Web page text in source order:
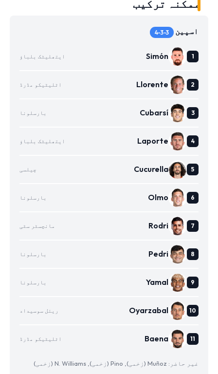
ممکنہ ترکیب
اسپین 4-3-3
Simón ایتھلیٹک بلباؤ
Llorente اٹلیٹیکو مڈرڈ
Cubarsí بارسلونا
Laporte ایتھلیٹک بلباؤ
Cucurella چیلسی
Olmo بارسلونا
Rodri مانچسٹر سٹی
Pedri بارسلونا
Yamal بارسلونا
Oyarzabal ریئل سوسیداد
Baena اٹلیٹیکو مڈرڈ
غیر حاضر: Muñoz (زخمی), Pino (زخمی), N. Williams (زخمی)